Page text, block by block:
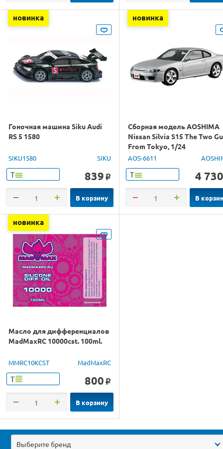
новинка
Гоночная машина Siku Audi
RS 5 1580
SIKU1580 SIKU
Т 839 o
В корзину
новинка
Сборная модель AOSHIMA
Nissan Silvia S15 The Two
From Tokyo, 1/24
AOS-6611
Т 4 730
В
новинка
Масло для дифференциалов
MadMaxRC 10000cst. 100ml.
MMRC10KCST MadMaxRC
Т 800 o
В корзину
Выберите бренд